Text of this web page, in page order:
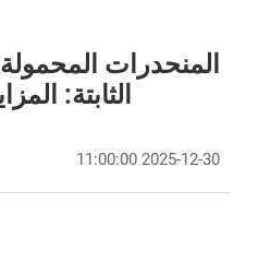
المنحدرات
الثابتة:
2025-12-30 11:00:00